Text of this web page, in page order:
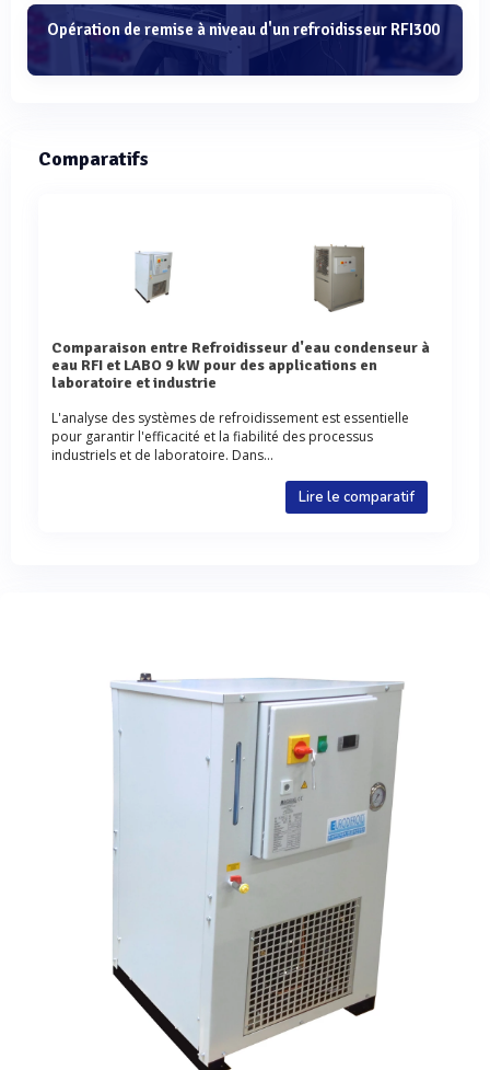
Opération de remise à niveau d'un refroidisseur RFI300
Comparatifs
Comparaison entre Refroidisseur d'eau condenseur à
eau RFI et LABO 9 kW pour des applications en
laboratoire et industrie
L'analyse des systèmes de refroidissement est essentielle
pour garantir l'efficacité et la fiabilité des processus
industriels et de laboratoire. Dans...
Lire le comparatif